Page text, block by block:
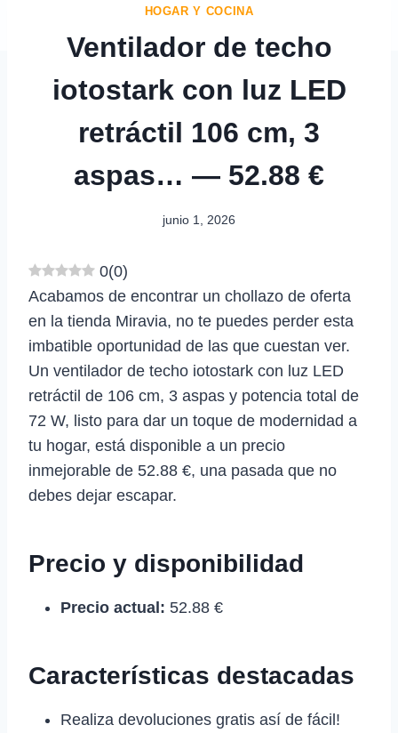
HOGAR Y COCINA
Ventilador de techo
iotostark con luz LED
retráctil 106 cm, 3
aspas… — 52.88 €
junio 1, 2026
0(0)
Acabamos de encontrar un chollazo de oferta
en la tienda Miravia, no te puedes perder esta
imbatible oportunidad de las que cuestan ver.
Un ventilador de techo iotostark con luz LED
retráctil de 106 cm, 3 aspas y potencia total de
72 W, listo para dar un toque de modernidad a
tu hogar, está disponible a un precio
inmejorable de 52.88 €, una pasada que no
debes dejar escapar.
Precio y disponibilidad
Precio actual: 52.88 €
Características destacadas
Realiza devoluciones gratis así de fácil!